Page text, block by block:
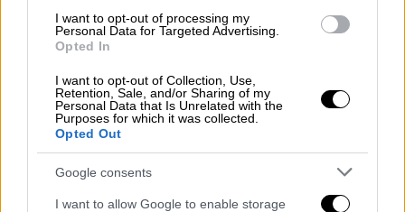
I want to opt-out of processing my
Personal Data for Targeted Advertising.
Opted In
I want to opt-out of Collection, Use,
Retention, Sale, and/or Sharing of my
Personal Data that Is Unrelated with the
Purposes for which it was collected.
Opted Out
Google consents
I want to allow Google to enable storage
Hellenic Train: Διακοπή κυκλοφορίας
στο τμήμα Άνω Λιόσια-Ασπρόπυργος
λόγω φωτιάς
Στο σημείο έσπευσε ασθενοφόρο του ΕΚΑΒ
που παρέλαβε το παιδί και το μετέφερε στο
Νοσοκομείο Παίδων «Αγλαΐα Κυριακού», με